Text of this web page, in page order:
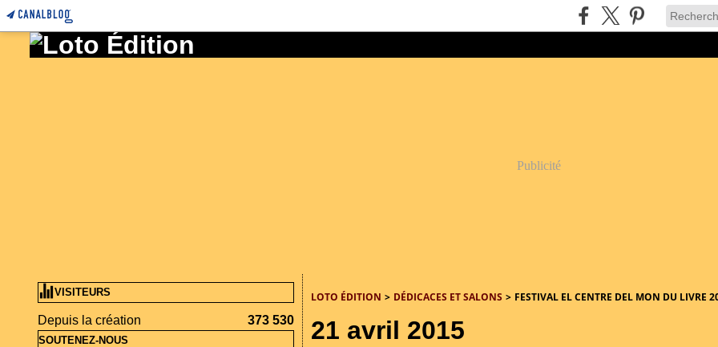
Publicité
VISITEURS
Depuis la création 373 530
SOUTENEZ-NOUS
LOTO ÉDITION > DÉDICACES ET SALONS > FESTIVAL EL CENTRE DEL MON DU LIVRE
21 avril 2015